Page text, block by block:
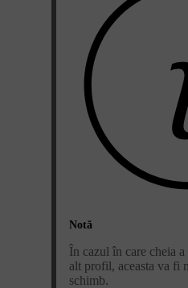
Notă
În cazul în care cheia
alt profil, aceasta va fi
schimb.